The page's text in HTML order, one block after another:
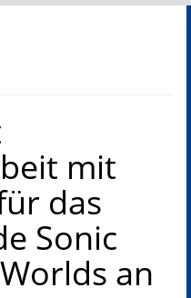
mit
das
Sonic
an